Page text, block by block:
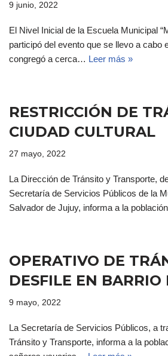
9 junio, 2022
El Nivel Inicial de la Escuela Municipal
participó del evento que se llevo a cabo
congregó a cerca… Leer más »
RESTRICCIÓN DE
CIUDAD CULTURAL
27 mayo, 2022
La Dirección de Tránsito y Transporte,
Secretaría de Servicios Públicos de la
Salvador de Jujuy, informa a la
OPERATIVO DE
DESFILE EN BARRIO
9 mayo, 2022
La Secretaría de Servicios Públicos, a
Tránsito y Transporte, informa a la